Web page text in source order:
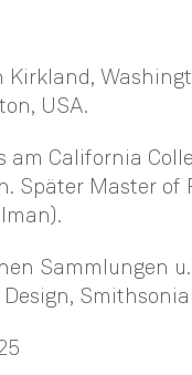
Kirkland,
USA.
am California
Später Master
Sammlungen